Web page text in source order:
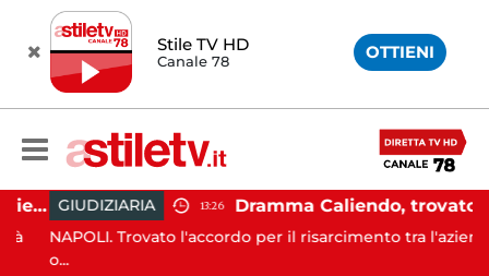
Stile TV HD
Canale 78 OTTIENI
Capaccio Paestum, ingiurie alla Polizia Municipale sui social: indagato un cittadino GIUDIZIARIA 13:26 Dramma Caliendo, trovato accordo sul risarcimento tra famiglia e "Monaldi"
NAPOLI. Trovato l'accordo per il risarcimento tra l'azienda
o...